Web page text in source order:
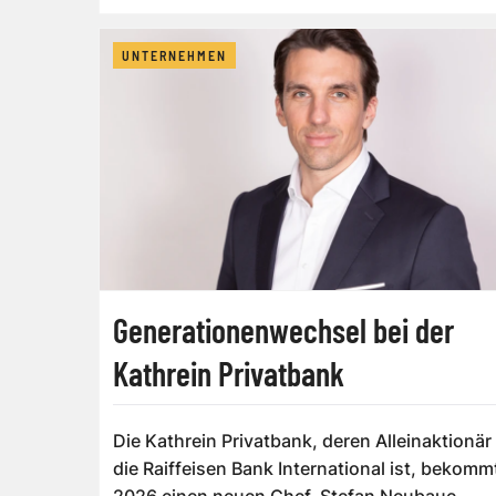
UNTERNEHMEN
Generationenwechsel bei der
Kathrein Privatbank
Die Kathrein Privatbank, deren Alleinaktionär
die Raiffeisen Bank International ist,